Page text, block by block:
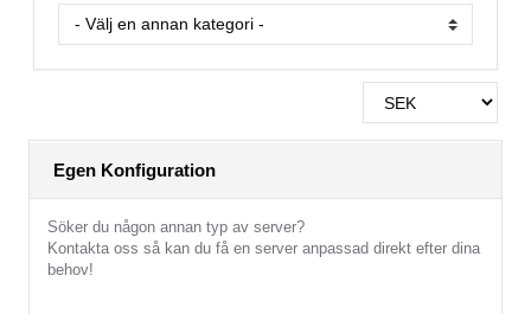
Egen Konfiguration
Söker du någon annan typ av server?
Kontakta oss så kan du få en server anpassad direkt efter dina
behov!